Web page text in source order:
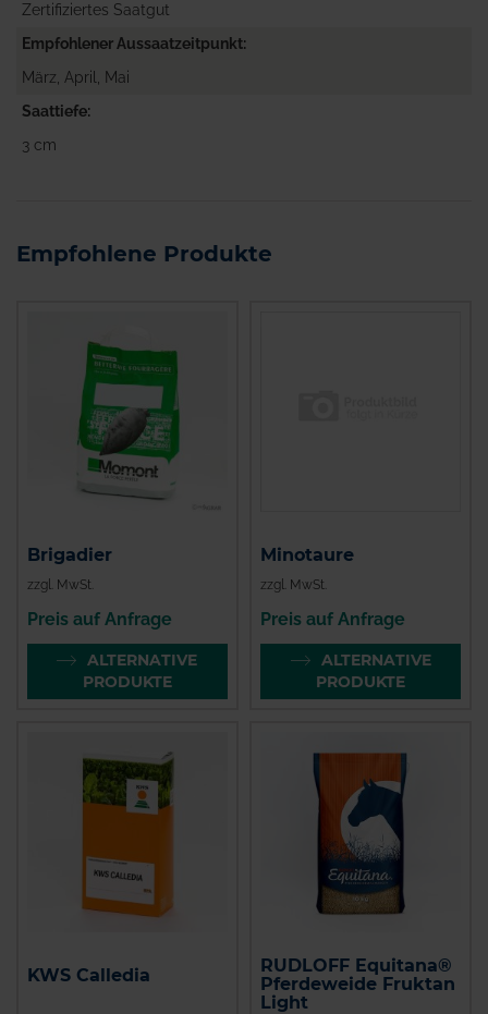
Zertifiziertes Saatgut
Empfohlener Aussaatzeitpunkt
März, April, Mai
Saattiefe
3 cm
Empfohlene Produkte
Brigadier
zzgl. MwSt.
Preis auf Anfrage
ALTERNATIVE
PRODUKTE
Minotaure
zzgl. MwSt.
Preis auf Anfrage
ALTERNATIVE
PRODUKTE
KWS Calledia
RUDLOFF Equitana®
Pferdeweide Fruktan
Light